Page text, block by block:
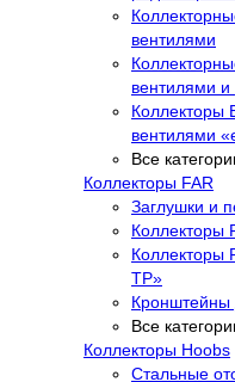
вентилями
вентилями
Коллекторы
вентилями
Все
Коллекторы FAR
Заглушки и
Коллекторы
Коллекторы
TP»
Кронштейны
Все
Коллекторы Hoobs
Стальные